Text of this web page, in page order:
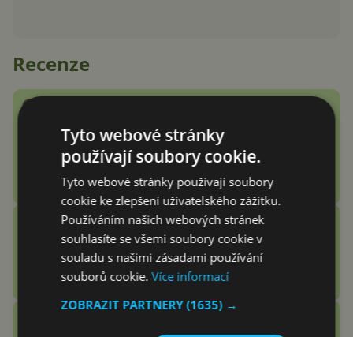
Recenze
Náramek bez displeje je přesně
to zařízení, které jsem
potřeboval
Adam Kurfürst
Vention Echo Lite E11 Pro
recenze: jsou sluchátka za 3
stovky zlatý grál nebo podfuk?
Vašek Švec
Tyto webové stránky
používají soubory cookie.
Tyto webové stránky používají soubory
cookie ke zlepšení uživatelského zážitku.
Používáním našich webových stránek
souhlasíte se všemi soubory cookie v
souladu s našimi zásadami používání
souborů cookie.Více informací
ZOBRAZIT PARTNERY(1635) →